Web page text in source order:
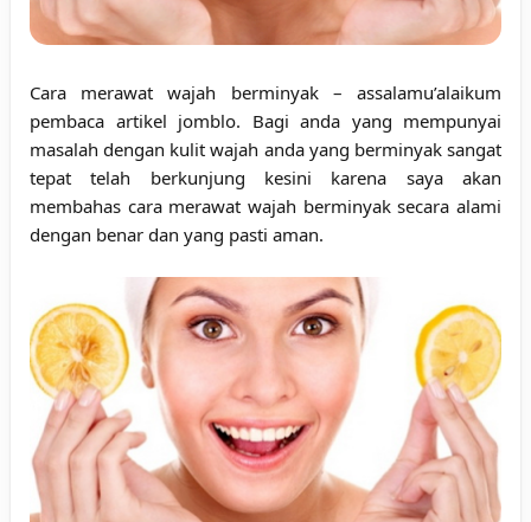
Cara merawat wajah berminyak– assalamu’alaikum
pembaca artikel jomblo. Bagi anda yang mempunyai
masalah dengan kulit wajah anda yang berminyak sangat
tepat telah berkunjung kesini karena saya akan
membahas cara merawat wajah berminyak secara alami
dengan benar dan yang pasti aman.